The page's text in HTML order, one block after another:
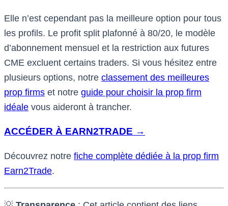
Elle n’est cependant pas la meilleure option pour tous
les profils. Le profit split plafonné à 80/20, le modèle
d’abonnement mensuel et la restriction aux futures
CME excluent certains traders. Si vous hésitez entre
plusieurs options, notre classement des meilleures
prop firms et notre guide pour choisir la prop firm
idéale vous aideront à trancher.
ACCÉDER À EARN2TRADE →
Découvrez notre fiche complète dédiée à la prop firm
Earn2Trade.